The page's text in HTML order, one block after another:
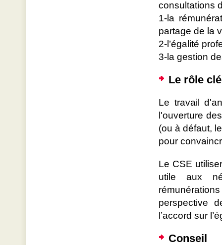
consultations
1-la
partage de la
2-l’égalité
3-la gestion
Le rôle
Le travail
l'ouverture
(ou à défaut,
pour
Le CSE
utile aux
perspective
l’accord sur
Conseil